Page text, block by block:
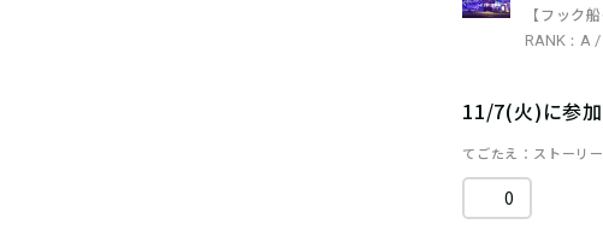
【フック
RANK：A /
11/7(火)に参
てごたえ ストーリー
0